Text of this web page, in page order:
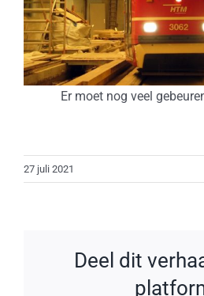
Er moet nog veel
27 juli 2021
Deel dit